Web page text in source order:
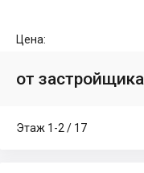
Цена:
от застройщика
Этаж 1-2 / 17